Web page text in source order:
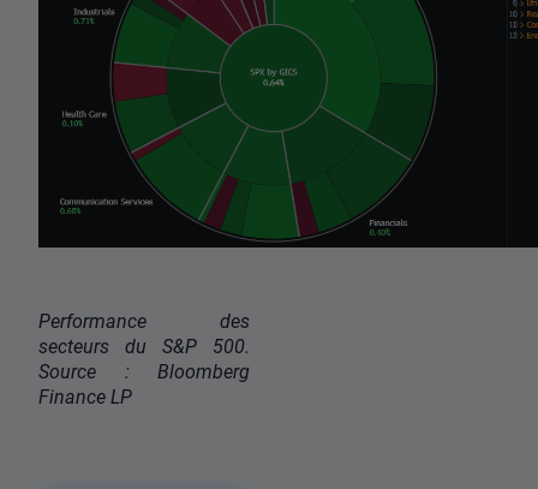
Performance des
secteurs du S&P 500.
Source : Bloomberg
Finance LP